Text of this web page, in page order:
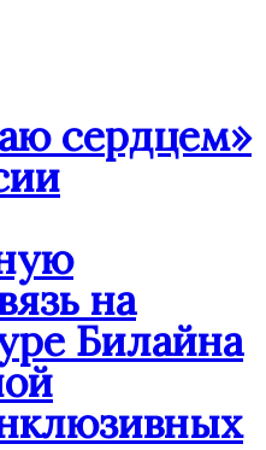
сердцем»
на
Билайна